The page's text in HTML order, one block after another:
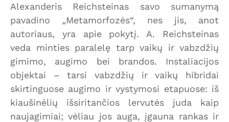
Alexanderis Reichsteinas savo sumanymą
pavadino „Metamorfozės“, nes jis, anot
autoriaus, yra apie pokytį. A. Reichsteinas
veda minties paralelę tarp vaikų ir vabzdžių
gimimo, augimo bei brandos. Instaliacijos
objektai – tarsi vabzdžių ir vaikų hibridai
skirtinguose augimo ir vystymosi etapuose: iš
kiaušinėlių išsiritančios lervutės juda kaip
naujagimiai; vėliau jos auga, įgauna rankas ir